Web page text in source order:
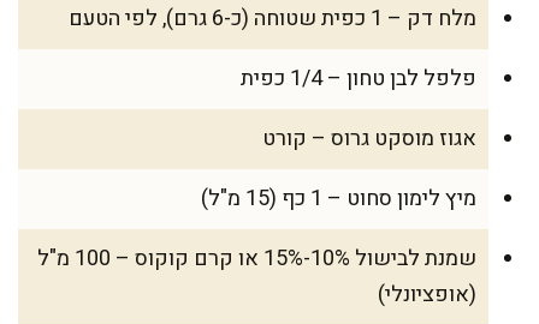
מלח דק – 1 כפית שטוחה (כ-6 גרם), לפי הטעם
פלפל לבן טחון – 1/4 כפית
אגוז מוסקט גרוס – קורט
מיץ לימון סחוט – 1 כף (15 מ"ל)
שמנת לבישול 10%-15% או קרם קוקוס – 100 מ"ל
(אופציונלי)